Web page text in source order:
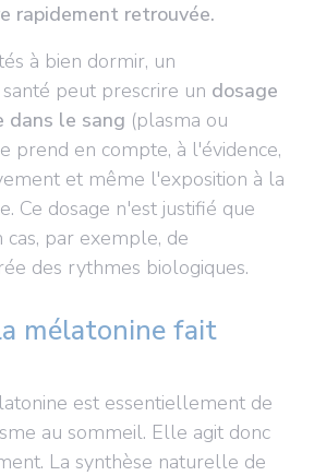
rapidement retrouvée.
à bien dormir, un
peut prescrire un dosage
dans le sang (plasma ou
prend en compte, à l'évidence,
et même l'exposition à la
Ce dosage n'est justifié que
par exemple, de
des rythmes biologiques.
mélatonine fait
est essentiellement de
au sommeil. Elle agit donc
La synthèse naturelle de